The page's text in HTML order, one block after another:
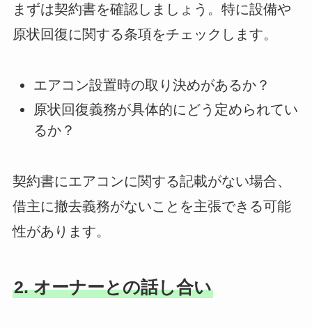
まずは契約書を確認しましょう。特に設備や
原状回復に関する条項をチェックします。
エアコン設置時の取り決めがあるか？
原状回復義務が具体的にどう定められてい
るか？
契約書にエアコンに関する記載がない場合、
借主に撤去義務がないことを主張できる可能
性があります。
2. オーナーとの話し合い